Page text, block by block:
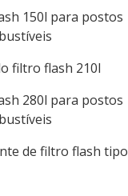
150l para postos
filtro flash 210l
280l para postos
de filtro flash tipo